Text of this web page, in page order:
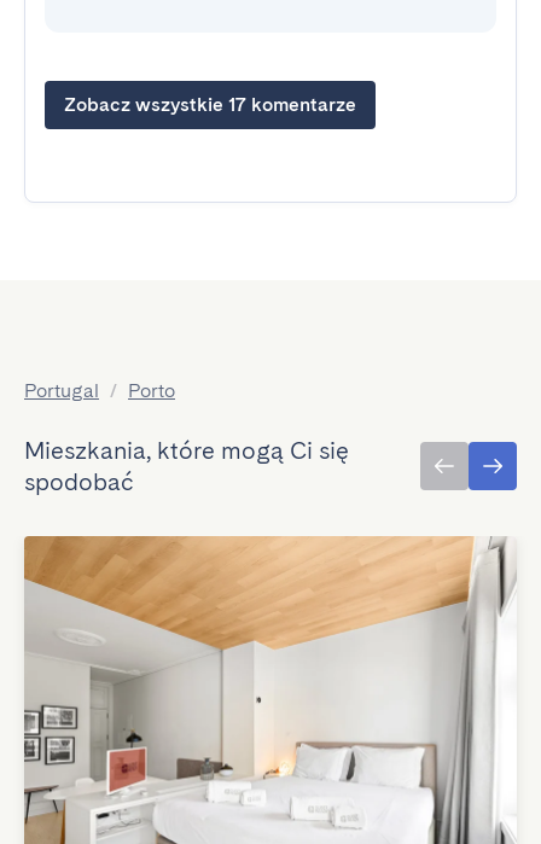
Zobacz wszystkie 17 komentarze
Portugal / Porto
Mieszkania, które mogą Ci się
spodobać